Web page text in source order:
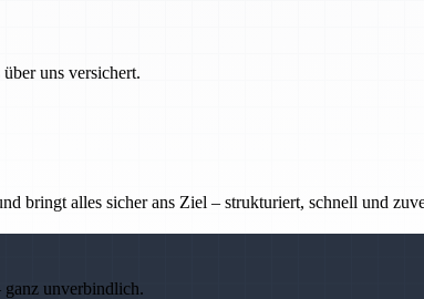
uns versichert.
bringt alles sicher ans Ziel – strukturiert, schnell und
ganz unverbindlich.